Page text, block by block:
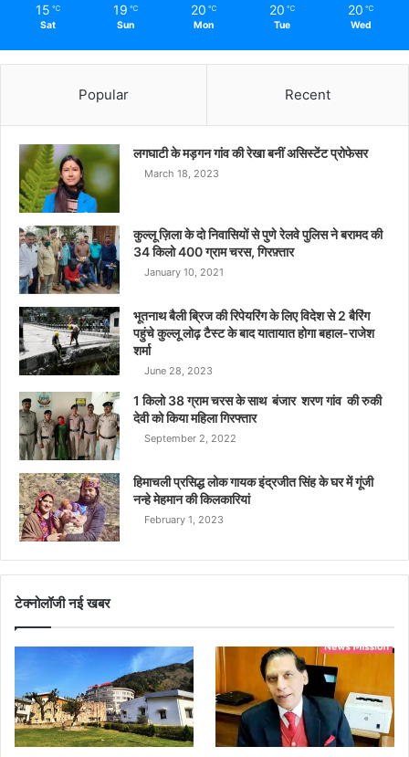
15 ℃
Sat
19 ℃
Sun
20 ℃
Mon
20 ℃
Tue
20 ℃
Wed
Popular Recent
लगघाटी के मड़गन गांव की रेखा बनीं असिस्टेंट प्रोफेसर
March 18, 2023
कुल्लू ज़िला के दो निवासियों से पुणे रेलवे पुलिस ने बरामद की
34 किलो 400 ग्राम चरस, गिरफ़्तार
January 10, 2021
भूतनाथ बैली ब्रिज की रिपेयरिंग के लिए विदेश से 2 बैरिंग
पहुंचे कुल्लू लोढ़ टैस्ट के बाद यातायात होगा बहाल-राजेश
शर्मा
June 28, 2023
1 किलो 38 ग्राम चरस के साथ बंजार शरण गांव की रुकी
देवी को किया महिला गिरफ्तार
September 2, 2022
हिमाचली प्रसिद्ध लोक गायक इंद्रजीत सिंह के घर में गूंजी
नन्हे मेहमान की किलकारियां
February 1, 2023
टेक्नोलॉजी नई खबर